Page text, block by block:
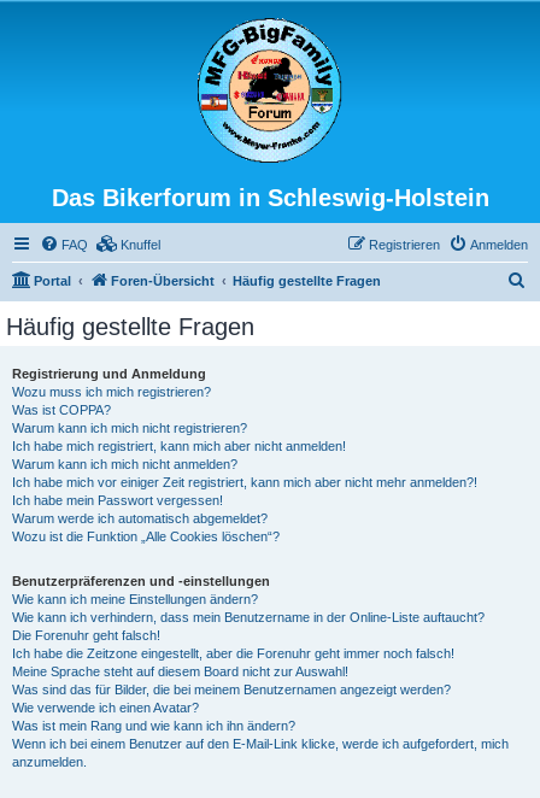
Das Bikerforum in Schleswig-Holstein
FAQ Knuffel Anmelden
Registrieren
Portal Foren-Übersicht Häufig gestellte Fragen
Häufig gestellte Fragen
Registrierung und Anmeldung
Wozu muss ich mich registrieren?
Was ist COPPA?
Warum kann ich mich nicht registrieren?
Ich habe mich registriert, kann mich aber nicht anmelden!
Warum kann ich mich nicht anmelden?
Ich habe mich vor einiger Zeit registriert, kann mich aber nicht mehr anmelden?!
Ich habe mein Passwort vergessen!
Warum werde ich automatisch abgemeldet?
Wozu ist die Funktion „Alle Cookies löschen“?
Benutzerpräferenzen und -einstellungen
Wie kann ich meine Einstellungen ändern?
Wie kann ich verhindern, dass mein Benutzername in der Online-Liste auftaucht?
Die Forenuhr geht falsch!
Ich habe die Zeitzone eingestellt, aber die Forenuhr geht immer noch falsch!
Meine Sprache steht auf diesem Board nicht zur Auswahl!
Was sind das für Bilder, die bei meinem Benutzernamen angezeigt werden?
Wie verwende ich einen Avatar?
Was ist mein Rang und wie kann ich ihn ändern?
Wenn ich bei einem Benutzer auf den E-Mail-Link klicke, werde ich aufgefordert, mich
anzumelden.